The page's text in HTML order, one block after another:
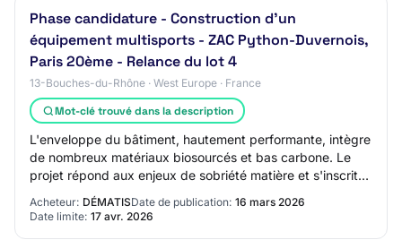
Phase candidature - Construction d'un
équipement multisports - ZAC Python-Duvernois,
Paris 20ème - Relance du lot 4
13-Bouches-du-Rhône · West Europe · France
Mot-clé trouvé dans la description
L'enveloppe du bâtiment, hautement performante, intègre
de nombreux matériaux biosourcés et bas carbone. Le
projet répond aux enjeux de sobriété matière et s'inscrit
dans une démarche de réemploi amb…
Acheteur: DÉMATISDate de publication: 16 mars 2026
Date limite: 17 avr. 2026